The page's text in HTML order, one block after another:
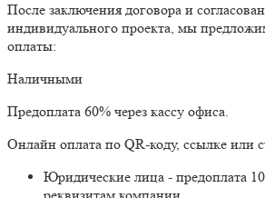
После заключения договора и
индивидуального проекта, мы
оплаты:
Наличными
Предоплата 60% через кассу офиса.
Онлайн оплата по QR-коду, ссылке или
Юридические лица - предоплата